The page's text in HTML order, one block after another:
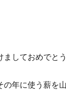
ましておめでと
の年に使う薪を